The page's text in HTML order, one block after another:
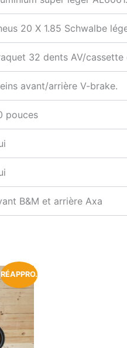
20 X 1.85 Schwalbe
32 dents AV/cassette
avant/arrière V-brake.
pouces
B&M et arrière Axa
RÉAPPRO.